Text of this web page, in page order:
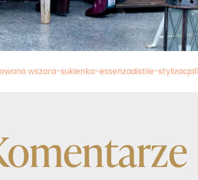
wszara-sukienka-essenzadistile-